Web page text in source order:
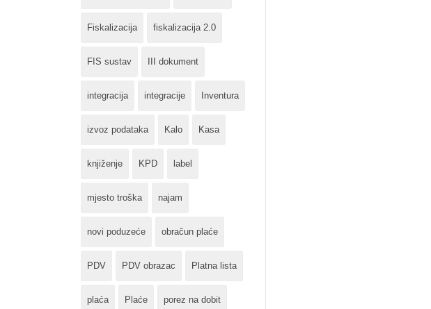
Fiskalizacija fiskalizacija 2.0
FIS sustav III dokument
integracija integracije Inventura
izvoz podataka Kalo Kasa
knjiženje KPD label
mjesto troška najam
novi poduzeće obračun plaće
PDV PDV obrazac Platna lista
plaća Plaće porez na dobit